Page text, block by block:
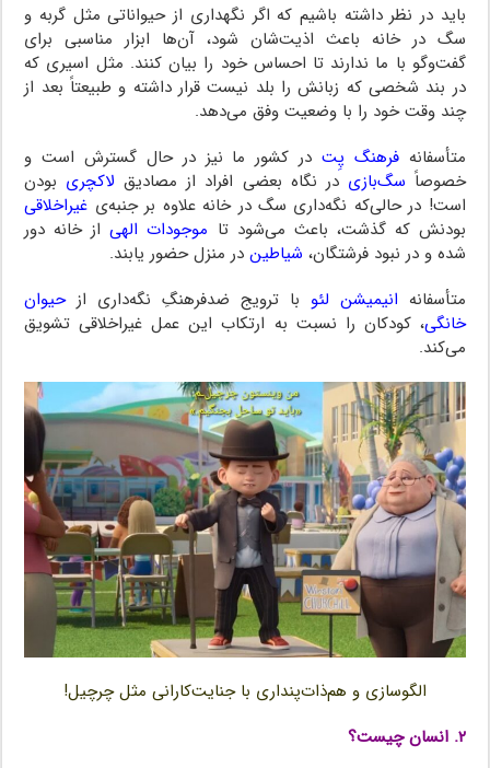
باید در نظر داشته باشیم که اگر نگهداری از حیواناتی مثل گربه و
سگ در خانه باعث اذیت‌شان شود، آن‌ها ابزار مناسبی برای
گفت‌وگو با ما ندارند تا احساس خود را بیان کنند. مثل اسیری که
در بند شخصی که زبانش را بلد نیست قرار داشته و طبیعتاً بعد از
چند وقت خود را با وضعیت وفق می‌دهد.
متأسفانهفرهنگ پِتدر کشور ما نیز در حال گسترش است و
خصوصاً سگ‌بازی در نگاه بعضی افراد از مصادیق لاکچری بودن
است! در حالی‌که نگه‌داری سگ در خانه علاوه بر جنبه‌ی غیراخلاقی
بودنش که گذشت، باعث می‌شود تا موجودات الهیاز خانه دور
شده و در نبود فرشتگان، شیاطین در منزل حضور یابند.
متأسفانه انیمیشن لئو با ترویج ضدفرهنگِ نگه‌داری ازحیوان
خانگی، کودکان را نسبت به ارتکاب این عمل غیراخلاقی تشویق
می‌کند.
الگوسازی و هم‌ذات‌پنداری با جنایت‌کارانی مثل چرچیل!
۲. انسان چیست؟